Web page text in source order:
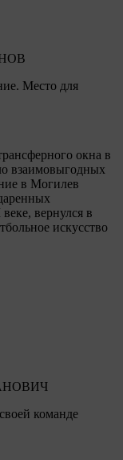
Место для
окна в
взаимовыгодных
в Могилев
вернулся в
искусство
команде